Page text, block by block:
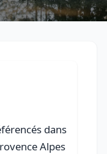
dans
Alpes